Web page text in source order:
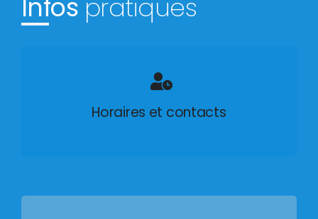
Infos pratiques
Horaires et contacts